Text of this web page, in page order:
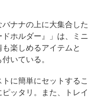
ナナの上に大集合した
ドホルダー』」は、ミニ
楽しめるアイテムと
いている。
に簡単にセットするこ
ッタリ。また、トレイ